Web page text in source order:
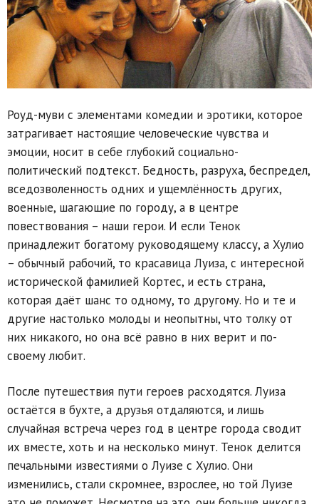
Роуд-муви с элементами комедии и эротики, которое
затрагивает настоящие человеческие чувства и
эмоции, носит в себе глубокий социально-
политический подтекст. Бедность, разруха, беспредел,
вседозволенность одних и ущемлённость других,
военные, шагающие по городу, а в центре
повествования – наши герои. И если Тенок
принадлежит богатому руководящему классу, а Хулио
– обычный рабочий, то красавица Луиза, с интересной
исторической фамилией Кортес, и есть страна,
которая даёт шанс то одному, то другому. Но и те и
другие настолько молоды и неопытны, что толку от
них никакого, но она всё равно в них верит и по-
своему любит.
После путешествия пути героев расходятся. Луиза
остаётся в бухте, а друзья отдаляются, и лишь
случайная встреча через год в центре города сводит
их вместе, хоть и на несколько минут. Тенок делится
печальными известиями о Луизе с Хулио. Они
изменились, стали скромнее, взрослее, но той Луизе